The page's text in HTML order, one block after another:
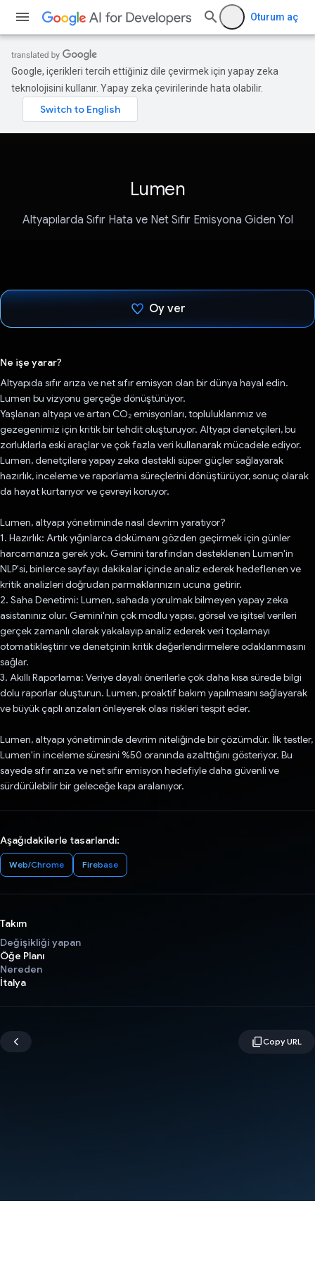
Oturum aç
Google, içerikleri tercih ettiğiniz dile çevirmek için yapay zeka
teknolojisini kullanır. Yapay zeka çevirilerinde hata olabilir.
Lumen
Altyapılarda Sıfır Hata ve Net Sıfır Emisyona Giden Yol
Oy ver
Ne işe yarar?
Altyapıda sıfır arıza ve net sıfır emisyon olan bir dünya hayal edin.
Lumen bu vizyonu gerçeğe dönüştürüyor.
Yaşlanan altyapı ve artan CO₂ emisyonları, topluluklarımız ve
gezegenimiz için kritik bir tehdit oluşturuyor. Altyapı denetçileri, bu
zorluklarla eski araçlar ve çok fazla veri kullanarak mücadele ediyor.
Lumen, denetçilere yapay zeka destekli süper güçler sağlayarak
hazırlık, inceleme ve raporlama süreçlerini dönüştürüyor, sonuç olarak
da hayat kurtarıyor ve çevreyi koruyor.
Lumen, altyapı yönetiminde nasıl devrim yaratıyor?
1. Hazırlık: Artık yığınlarca dokümanı gözden geçirmek için günler
harcamanıza gerek yok. Gemini tarafından desteklenen Lumen'in
NLP'si, binlerce sayfayı dakikalar içinde analiz ederek hedeflenen ve
kritik analizleri doğrudan parmaklarınızın ucuna getirir.
2. Saha Denetimi: Lumen, sahada yorulmak bilmeyen yapay zeka
asistanınız olur. Gemini'nin çok modlu yapısı, görsel ve işitsel verileri
gerçek zamanlı olarak yakalayıp analiz ederek veri toplamayı
otomatikleştirir ve denetçinin kritik değerlendirmelere odaklanmasını
sağlar.
3. Akıllı Raporlama: Veriye dayalı önerilerle çok daha kısa sürede bilgi
dolu raporlar oluşturun. Lumen, proaktif bakım yapılmasını sağlayarak
ve büyük çaplı arızaları önleyerek olası riskleri tespit eder.
Lumen, altyapı yönetiminde devrim niteliğinde bir çözümdür. İlk testler,
Lumen'in inceleme süresini %50 oranında azalttığını gösteriyor. Bu
sayede sıfır arıza ve net sıfır emisyon hedefiyle daha güvenli ve
sürdürülebilir bir geleceğe kapı aralanıyor.
Aşağıdakilerle tasarlandı:
Web/Chrome Firebase
Takım
Değişikliği yapan
Öğe Planı
Nereden
İtalya